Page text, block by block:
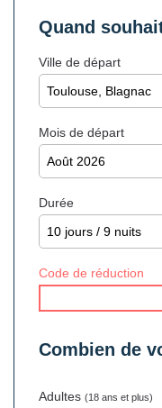
Quand
Ville de départ
Mois de départ
Durée
Code de réduction
Combien de
Adultes (18 ans et plus)